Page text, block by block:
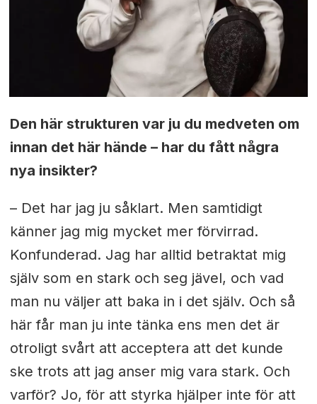
Den här strukturen var ju du medveten om
innan det här hände – har du fått några
nya insikter?
– Det har jag ju såklart. Men samtidigt
känner jag mig mycket mer förvirrad.
Konfunderad. Jag har alltid betraktat mig
själv som en stark och seg jävel, och vad
man nu väljer att baka in i det själv. Och så
här får man ju inte tänka ens men det är
otroligt svårt att acceptera att det kunde
ske trots att jag anser mig vara stark. Och
varför? Jo, för att styrka hjälper inte för att